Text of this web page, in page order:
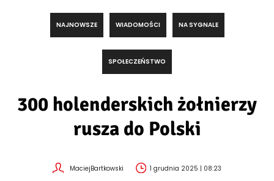
NAJNOWSZE WIADOMOŚCI NA SYGNALE
SPOŁECZEŃSTWO
300 holenderskich żołnierzy
rusza do Polski
MaciejBartkowski 1 grudnia 2025 | 08:23